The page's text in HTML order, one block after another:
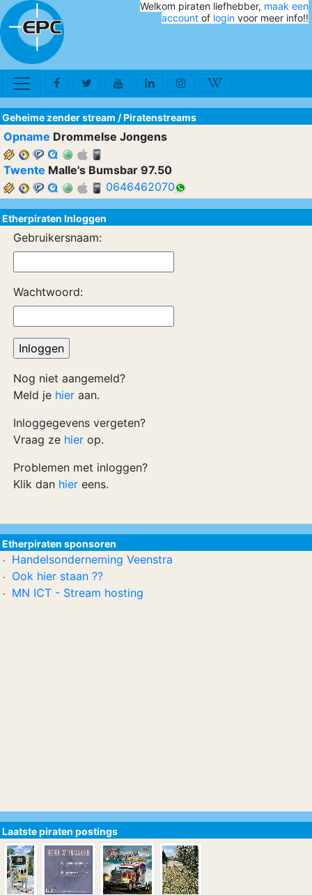
Welkom piraten liefhebber, maak een
account of login voor meer info!!
Geheime zender stream /Piratenstreams
Opname Drommelse Jongens
Twente Malle's Bumsbar 97.50
0646462070
Etherpiraten Inloggen
Gebruikersnaam:
Wachtwoord:
Nog niet aangemeld?
Meld je hier aan.
Inloggegevens vergeten?
Vraag ze hier op.
Problemen met inloggen?
Klik dan hier eens.
Etherpiraten sponsoren
Handelsonderneming Veenstra
Ook hier staan ??
MN ICT - Stream hosting
Laatste piraten postings